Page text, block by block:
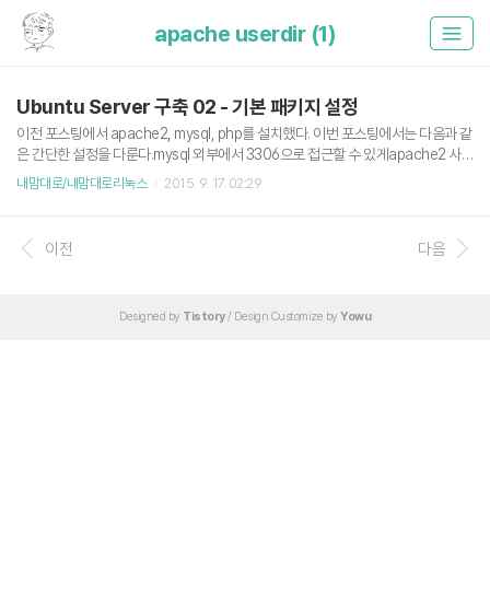
apache userdir (1)
Ubuntu Server 구축 02 - 기본 패키지 설정
이전 포스팅에서 apache2, mysql, php를 설치했다. 이번 포스팅에서는 다음과 같
은 간단한 설정을 다룬다.mysql 외부에서 3306으로 접근할 수 있게apache2 사용
자별 디렉토리(userdir) 활성화사용자 계정을 추가하고 홈 디렉토리에 mediaWiki,
를 열어 다음 구문을 주석 처리하고 mysqld 서비스를 재시작 bind-address = 127.
0.0.1 # bind-address = 127.0.0.1 $ sudo service mysql restart apache2 유
내맘대로/내맘대로리눅스 2015. 9. 17. 02:29
이전 다음
Designed by Tistory/ Design Customize by Yowu